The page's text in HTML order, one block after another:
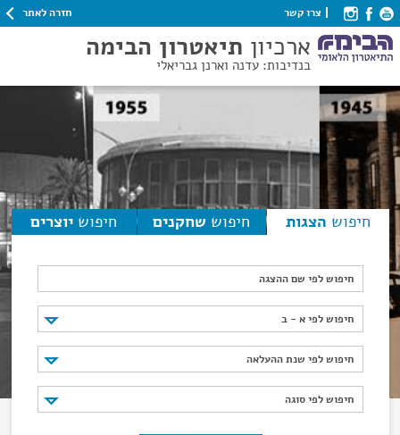
צרו קשר חזרה לאתר
ארכיון תיאטרון הבימה
בנדיבות: עדנה וארנן גבריאלי
חיפוש הצגות חיפוש שחקנים חיפוש יוצרים
חיפוש לפי שם ההצגה
חיפוש לפי א - ב
חיפוש לפי א - ב
חיפוש לפי שנת ההעלאה
חיפוש לפי שנת ההעלאה
חיפוש לפי סוגה
חיפוש לפי סוגה